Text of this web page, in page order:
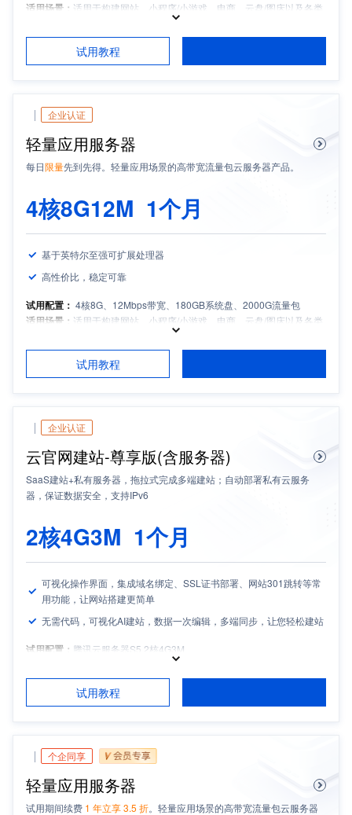
适用场景： 适用于构建网站、小程序/小游戏、电商、云盘/图床以及各类
开发测试和学习环境等轻量应用场景
适用人群：中小企业和个人开发者
推荐产品搭配： 轻量云硬盘
试用教程
企业认证
轻量应用服务器
每日限量先到先得。轻量应用场景的高带宽流量包云服务器产品。
4核8G12M 1个月
基于英特尔至强可扩展处理器
高性价比，稳定可靠
试用配置： 4核8G、12Mbps带宽、180GB系统盘、2000G流量包
适用场景： 适用于构建网站、小程序/小游戏、电商、云盘/图床以及各类
开发测试和学习环境等轻量应用场景
适用人群：中小企业
推荐产品搭配：轻量云硬盘、轻量云数据库
试用教程
企业认证
云官网建站-尊享版(含服务器)
SaaS建站+私有服务器，拖拉式完成多端建站；自动部署私有云服务
器，保证数据安全，支持IPv6
2核4G3M 1个月
可视化操作界面，集成域名绑定、SSL证书部署、网站301跳转等常
用功能，让网站搭建更简单
无需代码，可视化AI建站，数据一次编辑，多端同步，让您轻松建站
试用配置： 腾讯云服务器S5 2核4G3M
适用于企业官网的搭建、展示、推广等，覆盖互联网/工业/旅
游/科技等多场景
中小企业和开发者
试用教程
个企同享
轻量应用服务器
试用期间续费 1 年立享 3.5 折。轻量应用场景的高带宽流量包云服务器